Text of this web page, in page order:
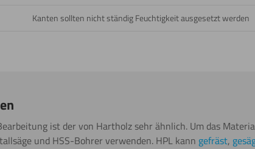
Kanten sollten nicht ständig Feuchtigkeit ausgesetzt werden
ist der von Hartholz sehr ähnlich. Um das
und HSS-Bohrer verwenden. HPL kann gefräst,